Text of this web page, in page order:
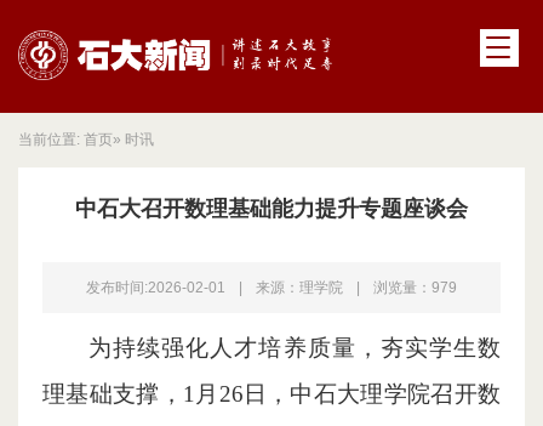
当前位置: 首页» 时讯
中石大召开数理基础能力提升专题座谈会
发布时间:2026-02-01 来源：理学院 浏览量： 979
为持续强化人才培养质量，夯实学生数
理基础支撑，1月26日，中石大理学院召开数